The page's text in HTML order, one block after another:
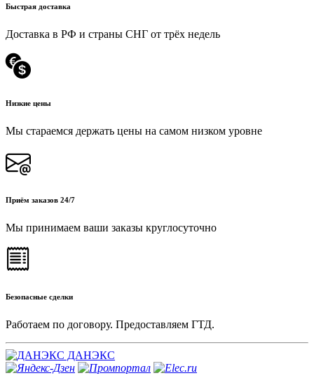
Быстрая доставка
Доставка в РФ и страны СНГ от трёх недель
Низкие цены
Мы стараемся держать цены на самом низком уровне
Приём заказов 24/7
Мы принимаем ваши заказы круглосуточно
Безопасные сделки
Работаем по договору. Предоставляем ГТД.
ДАНЭКС